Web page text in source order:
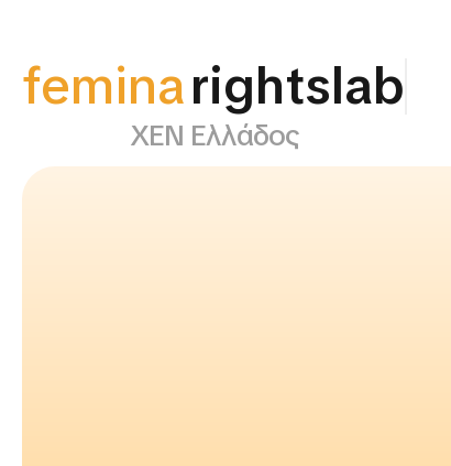
feminarightslab
ΧΕΝ Ελλάδος